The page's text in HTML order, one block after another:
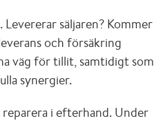
säljaren? Kommer
och försäkring
väg för tillit, samtidigt som
synergier.
i efterhand. Under